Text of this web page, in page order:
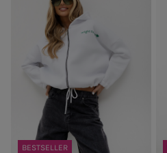
BESTSELLER